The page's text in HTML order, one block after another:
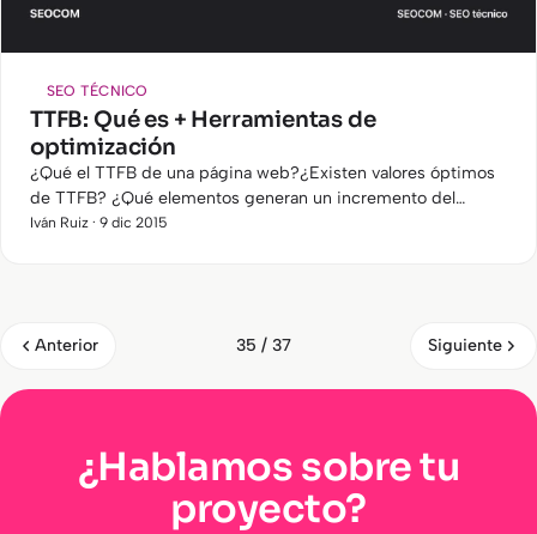
SEO TÉCNICO
TTFB: Qué es + Herramientas de
optimización
¿Qué el TTFB de una página web?¿Existen valores óptimos
de TTFB? ¿Qué elementos generan un incremento del
TTFB? ¿Cómo se puede reducir? y ¿Sirve para mejorar el
Iván Ruiz · 9 dic 2015
Anterior 35 / 37 Siguiente
¿Hablamos sobre tu
proyecto?